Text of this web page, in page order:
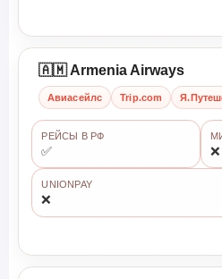
🇦🇲 Armenia Airways
Авиасейлс Trip.com
РЕЙСЫ В РФ
✅ ❌
UNIONPAY
❌